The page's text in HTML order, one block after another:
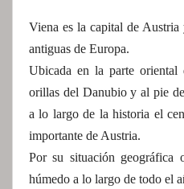
Viena es la capital de Austria
antiguas de Europa.
Ubicada en la parte
orillas del Danubio y al pie
a lo largo de la historia el
importante de Austria.
Por su situación geográfica
húmedo a lo largo de todo el